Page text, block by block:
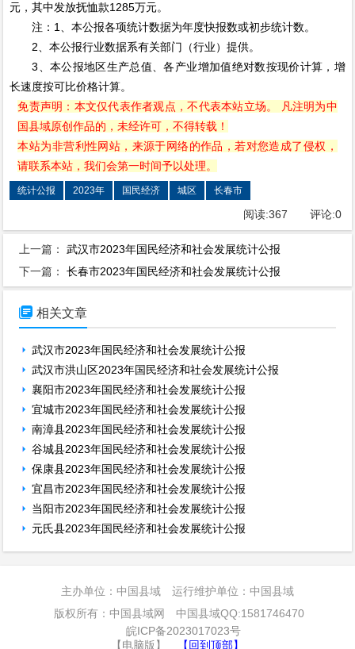
元，其中发放抚恤款1285万元。
注：1、本公报各项统计数据为年度快报数或初步统计数。
2、本公报行业数据系有关部门（行业）提供。
3、本公报地区生产总值、各产业增加值绝对数按现价计算，增
长速度按可比价格计算。
免责声明：本文仅代表作者观点，不代表本站立场。 凡注明为中
国县域原创作品的，未经许可，不得转载！
本站为非营利性网站，来源于网络的作品，若对您造成了侵权，
请联系本站，我们会第一时间予以处理。
统计公报 2023年 国民经济 城区 长春市
阅读:367 评论:0
上一篇：武汉市2023年国民经济和社会发展统计公报
下一篇：长春市2023年国民经济和社会发展统计公报
 相关文章
武汉市2023年国民经济和社会发展统计公报
武汉市洪山区2023年国民经济和社会发展统计公报
襄阳市2023年国民经济和社会发展统计公报
宜城市2023年国民经济和社会发展统计公报
南漳县2023年国民经济和社会发展统计公报
谷城县2023年国民经济和社会发展统计公报
保康县2023年国民经济和社会发展统计公报
宜昌市2023年国民经济和社会发展统计公报
当阳市2023年国民经济和社会发展统计公报
元氏县2023年国民经济和社会发展统计公报
主办单位：中国县域 运行维护单位：中国县域
版权所有：中国县域网 中国县域QQ:1581746470
皖ICP备2023017023号
【电脑版】
【回到顶部】